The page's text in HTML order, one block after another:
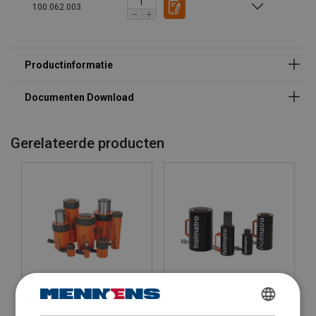
100.062.003
Metric_72dpi_595x841px_G_NR-15391 FR.PDF
Gerelateerde producten
Holmatro Hydraulische
Holmatro Hydraulische